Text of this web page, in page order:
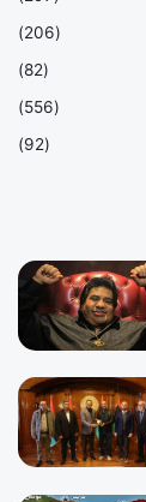
(206)
(82)
(556)
(92)